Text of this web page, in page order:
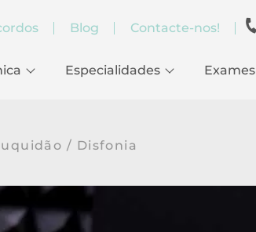
Blog Contacte-nos!
Especialidades Exames
/ Disfonia